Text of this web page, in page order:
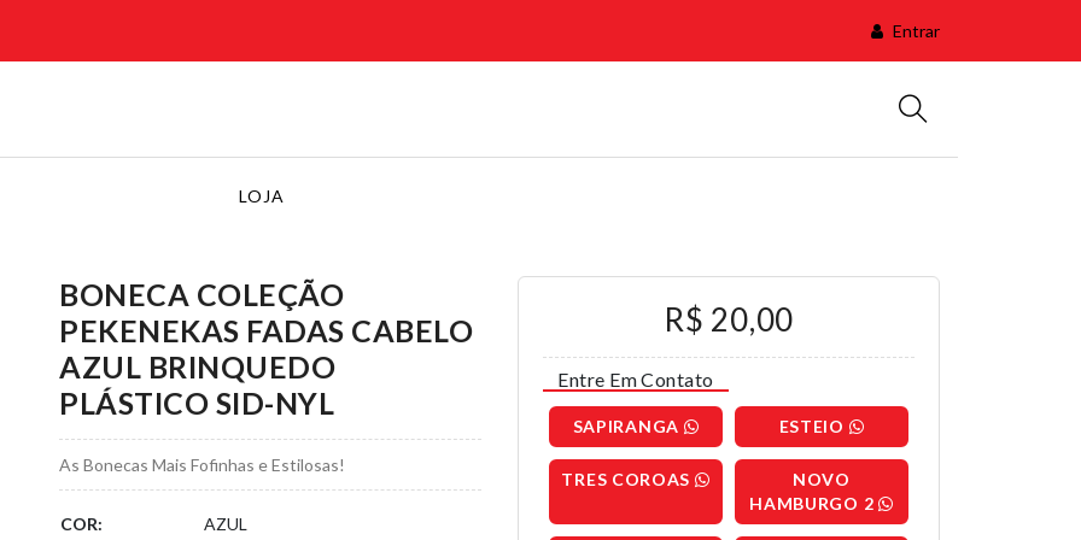
Entrar
LOJA
BONECA COLEÇÃO
PEKENEKAS FADAS CABELO
AZUL BRINQUEDO
PLÁSTICO SID-NYL
As Bonecas Mais Fofinhas e Estilosas!
COR: AZUL
R$ 20,00
Entre Em Contato
SAPIRANGA ESTEIO
TRES COROAS
NOVO
HAMBURGO 2